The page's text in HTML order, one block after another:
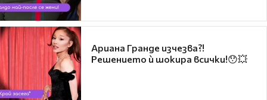
Ариана Гранде изчезва?!
Решението ѝ шокира всички!😯💥